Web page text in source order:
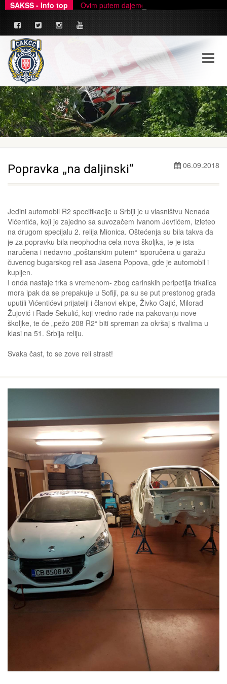
SAKSS - Info top Ovim putem dajemo zvanično pojašnjenje u
Popravka „na daljinski“ 06.09.2018
Jedini automobil R2 specifikacije u Srbiji je u vlasništvu Nenada
Vićentića, koji je zajedno sa suvozačem Ivanom Jevtićem, izleteo
na drugom specijalu 2. relija Mionica. Oštećenja su bila takva da
je za popravku bila neophodna cela nova školjka, te je ista
naručena i nedavno „poštanskim putem“ isporučena u garažu
čuvenog bugarskog reli asa Jasena Popova, gde je automobil i
kupljen.
I onda nastaje trka s vremenom- zbog carinskih peripetija trkalica
mora ipak da se prepakuje u Sofiji, pa su se put prestonog grada
uputili Vićentićevi prijatelji i članovi ekipe, Živko Gajić, Milorad
Žujović i Rade Sekulić, koji vredno rade na pakovanju nove
školjke, te će „pežo 208 R2“ biti spreman za okršaj s rivalima u
klasi na 51. Srbija reliju.
Svaka čast, to se zove reli strast!